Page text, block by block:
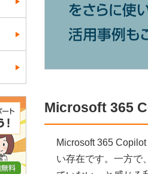
Microsoft 365
Microsoft 365
い存在です。一方で